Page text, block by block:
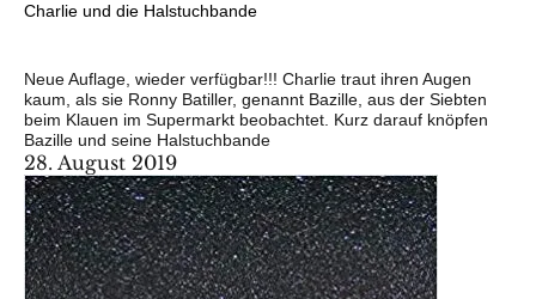
Charlie und die Halstuchbande
Neue Auflage, wieder verfügbar!!! Charlie traut ihren Augen
kaum, als sie Ronny Batiller, genannt Bazille, aus der Siebten
beim Klauen im Supermarkt beobachtet. Kurz darauf knöpfen
Bazille und seine Halstuchbande
28. August 2019